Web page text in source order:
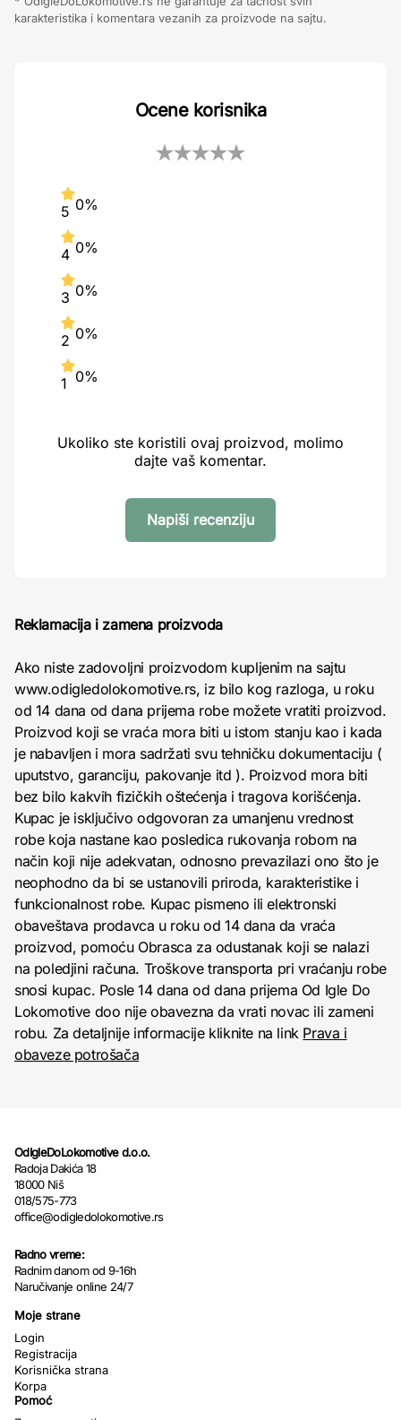
karakteristika i komentara vezanih za proizvode na sajtu.
Ocene korisnika
5 0%
4 0%
3 0%
2 0%
1 0%
Ukoliko ste koristili ovaj proizvod, molimo
dajte vaš komentar.
Napiši recenziju
Reklamacija i zamena proizvoda
Ako niste zadovoljni proizvodom kupljenim na sajtu
www.odigledolokomotive.rs, iz bilo kog razloga, u roku
od 14 dana od dana prijema robe možete vratiti proizvod.
Proizvod koji se vraća mora biti u istom stanju kao i kada
je nabavljen i mora sadržati svu tehničku dokumentaciju (
uputstvo, garanciju, pakovanje itd ). Proizvod mora biti
bez bilo kakvih fizičkih oštećenja i tragova korišćenja.
Kupac je isključivo odgovoran za umanjenu vrednost
robe koja nastane kao posledica rukovanja robom na
način koji nije adekvatan, odnosno prevazilazi ono što je
neophodno da bi se ustanovili priroda, karakteristike i
funkcionalnost robe. Kupac pismeno ili elektronski
obaveštava prodavca u roku od 14 dana da vraća
proizvod, pomoću Obrasca za odustanak koji se nalazi
na poledjini računa. Troškove transporta pri vraćanju robe
snosi kupac. Posle 14 dana od dana prijema Od Igle Do
Lokomotive doo nije obavezna da vrati novac ili zameni
robu. Za detaljnije informacije kliknite na link Prava i
obaveze potrošača
OdIgleDoLokomotive d.o.o.
Radoja Dakića 18
18000 Niš
018/575-773
office@odigledolokomotive.rs
Radno vreme:
Radnim danom od 9-16h
Naručivanje online 24/7
Moje strane
Login
Registracija
Korisnička strana
Korpa
Pomoć